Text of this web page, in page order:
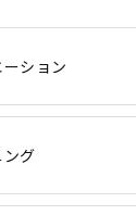
ション
ング